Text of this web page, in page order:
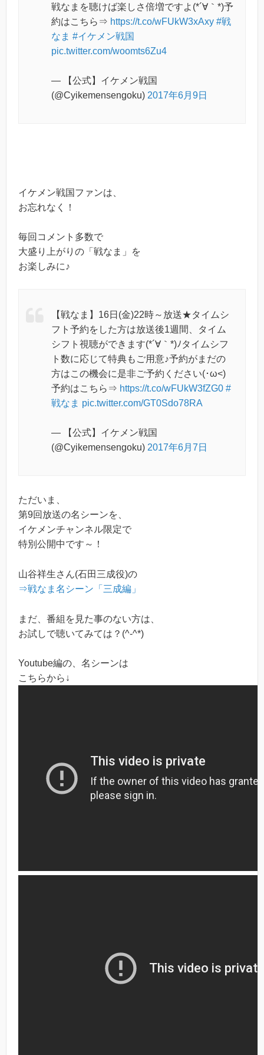
戦なまを聴けば楽しさ倍増ですよ(*´∀｀*)予
約はこちら⇒ https://t.co/wFUkW3xAxy #戦
なま #イケメン戦国
pic.twitter.com/woomts6Zu4
— 【公式】イケメン戦国
(@Cyikemensengoku) 2017年6月9日
イケメン戦国ファンは、
お忘れなく！
毎回コメント多数で
大盛り上がりの「戦なま」を
お楽しみに♪
【戦なま】16日(金)22時～放送★タイムシ
フト予約をした方は放送後1週間、タイム
シフト視聴ができます(*´∀｀*)ﾉタイムシフ
ト数に応じて特典もご用意♪予約がまだの
方はこの機会に是非ご予約ください(･ω<)
予約はこちら⇒ https://t.co/wFUkW3fZG0 #
戦なま pic.twitter.com/GT0Sdo78RA
— 【公式】イケメン戦国
(@Cyikemensengoku) 2017年6月7日
ただいま、
第9回放送の名シーンを、
イケメンチャンネル限定で
特別公開中です～！
山谷祥生さん(石田三成役)の
⇒戦なま名シーン「三成編」
まだ、番組を見た事のない方は、
お試しで聴いてみては？(^-^*)
Youtube編の、名シーンは
こちらから↓